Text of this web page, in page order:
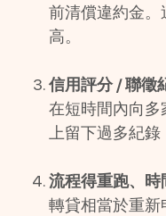
前清償違約金
高。
信用評分 / 聯徵
在短時間內向
上留下過多紀錄
流程得重跑、時
轉貸相當於重新